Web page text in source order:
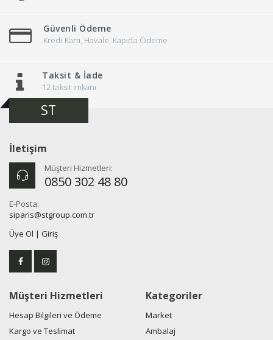
Güvenli Ödeme
Kredi Kartı, Havale, Kapıda Ödeme
Taksit & İade
12 taksit imkanı
ST
İletişim
Müşteri Hizmetleri:
0850 302 48 80
E-Posta:
siparis@stgroup.com.tr
Üye Ol | Giriş
Müşteri Hizmetleri
Hesap Bilgileri ve Ödeme
Kargo ve Teslimat
Kategoriler
Market
Ambalaj